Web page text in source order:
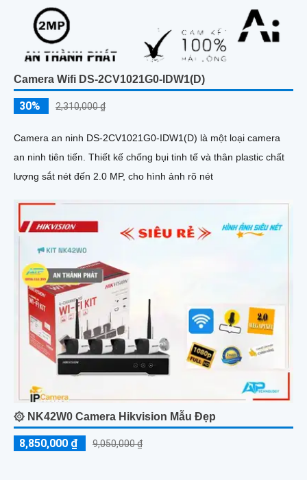
Camera Wifi DS-2CV1021G0-IDW1(D)
30% 2,310,000 ₫
Camera an ninh DS-2CV1021G0-IDW1(D) là một loại camera
an ninh tiên tiến. Thiết kế chống bụi tinh tế và thân plastic chất
lượng sắt nét đến 2.0 MP, cho hình ảnh rõ nét
۞ NK42W0 Camera Hikvision Mẫu Đẹp
8,850,000 ₫ 9,050,000 ₫